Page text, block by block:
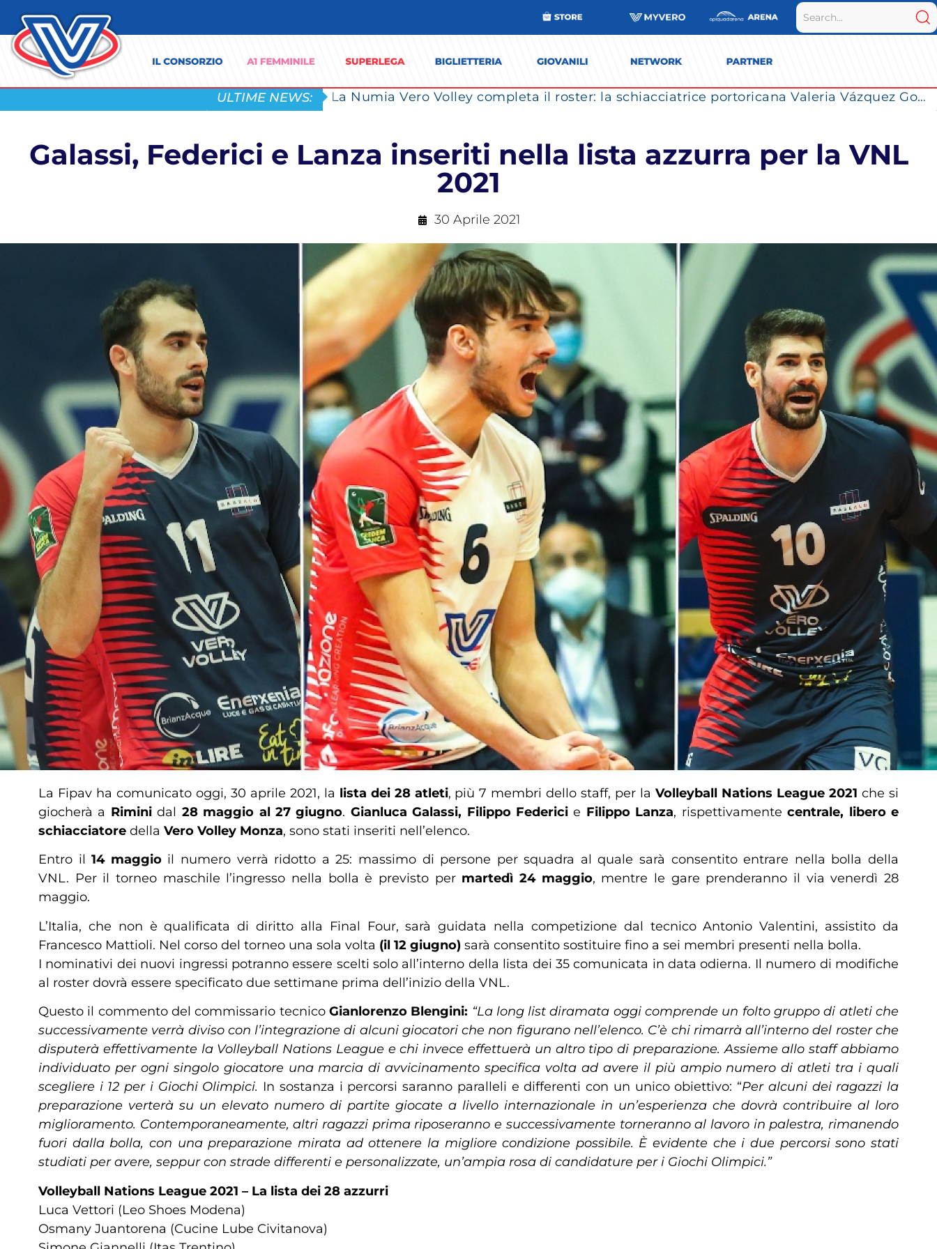
ULTIME NEWS: La Numia Vero Volley completa il roster: la schiacciatrice portoricana Valeria Vázquez Gomez è l’ultimo innesto di Milano per la stagione 2026/2027
Galassi, Federici e Lanza inseriti nella lista azzurra per la VNL
2021
30 Aprile 2021
La Fipav ha comunicato oggi, 30 aprile 2021, la lista dei 28 atleti, più 7 membri dello staff, per la Volleyball Nations League 2021 che si
giocherà a Riminidal 28 maggio al 27 giugno. Gianluca Galassi, Filippo Federici e Filippo Lanza, rispettivamentecentrale, libero e
schiacciatore della Vero Volley Monza, sono stati inseriti nell’elenco.
Entro il14 maggioil numero verrà ridotto a 25: massimo di persone per squadra al quale sarà consentito entrare nella bolla della
VNL. Per il torneo maschile l’ingresso nella bolla è previsto per martedì 24 maggio, mentre le gare prenderanno il via venerdì 28
maggio.
L’Italia, che non è qualificata di diritto alla Final Four, sarà guidata nella competizione dal tecnico Antonio Valentini, assistito da
Francesco Mattioli. Nel corso del torneo una sola volta (il 12 giugno) sarà consentito sostituire fino a sei membri presenti nella bolla.
I nominativi dei nuovi ingressi potranno essere scelti solo all’interno della lista dei 35 comunicata in data odierna. Il numero di modifiche
al roster dovrà essere specificato due settimane prima dell’inizio della VNL.
Questo il commento del commissario tecnico Gianlorenzo Blengini: “La long list diramata oggi comprende un folto gruppo di atleti che
successivamente verrà diviso con l’integrazione di alcuni giocatori che non figurano nell’elenco. C’è chi rimarrà all’interno del roster che
disputerà effettivamente la Volleyball Nations League e chi invece effettuerà un altro tipo di preparazione. Assieme allo staff abbiamo
individuato per ogni singolo giocatore una marcia di avvicinamento specifica volta ad avere il più ampio numero di atleti tra i quali
scegliere i 12 per i Giochi Olimpici. In sostanza i percorsi saranno paralleli e differenti con un unico obiettivo: “Per alcuni dei ragazzi la
preparazione verterà su un elevato numero di partite giocate a livello internazionale in un’esperienza che dovrà contribuire al loro
miglioramento. Contemporaneamente, altri ragazzi prima riposeranno e successivamente torneranno al lavoro in palestra, rimanendo
fuori dalla bolla, con una preparazione mirata ad ottenere la migliore condizione possibile. È evidente che i due percorsi sono stati
studiati per avere, seppur con strade differenti e personalizzate, un’ampia rosa di candidature per i Giochi Olimpici.”
Volleyball Nations League 2021 – La lista dei 28 azzurri
Luca Vettori (Leo Shoes Modena)
Osmany Juantorena (Cucine Lube Civitanova)